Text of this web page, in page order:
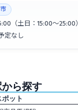
（土日：15:00〜25:00）
定なし
ら探す
ット